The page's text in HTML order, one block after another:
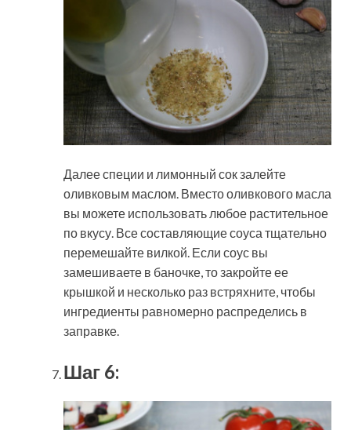
Далее специи и лимонный сок залейте
оливковым маслом. Вместо оливкового масла
вы можете использовать любое растительное
по вкусу. Все составляющие соуса тщательно
перемешайте вилкой. Если соус вы
замешиваете в баночке, то закройте ее
крышкой и несколько раз встряхните, чтобы
ингредиенты равномерно распределись в
заправке.
Шаг 6: